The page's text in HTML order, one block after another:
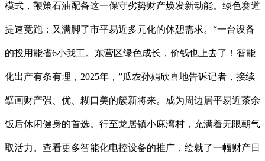
模式，鞭策石油配备这一保守劣势财产焕发新动能。绿色赛道
提速竞跑；又满脚了市平易近多元化的休憩需求。“一台设备
的投用能省6小我工。东营区绿色成长，价钱也上去了！智能
化出产有条有理，2025年，”瓜农孙娟欣喜地告诉记者，接续
擘画财产强、优、糊口美的簇新将来。成为周边居平易近茶余
饭后休闲健身的首选。行至龙居镇小麻湾村，充满着无限朝气
取活力。查看更多智能化电控设备的推广，绘就了一幅财产日